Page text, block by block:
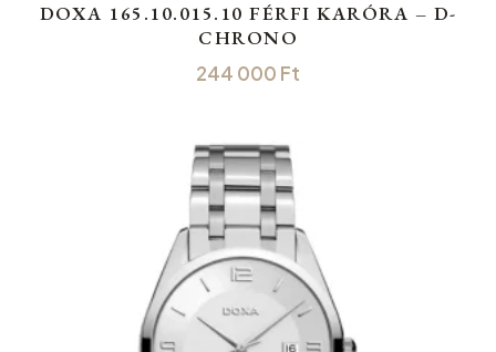
DOXA 165.10.015.10 FÉRFI KARÓRA – D-
CHRONO
244 000 Ft